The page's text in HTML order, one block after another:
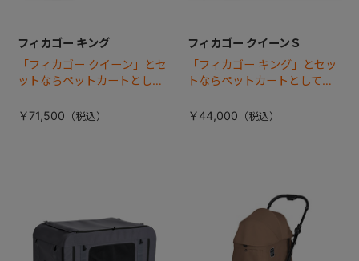
フィカゴー キング
「フィカゴー クイーン」とセ
ットならペットカートとして
使える、耐荷重50kgの大型犬
向け車体登場！
￥71,500
フィカゴー クイーンＳ
「フィカゴー キング」とセッ
トならペットカートとしても
使える、耐荷重30㎏の中～大
型犬向けケージが登場！
￥44,000